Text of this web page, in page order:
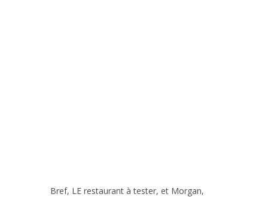
Bref, LE restaurant à tester, et Morgan,